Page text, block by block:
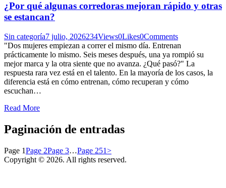
¿Por qué algunas corredoras mejoran rápido y otras
se estancan?
Sin categoría7 julio, 2026234Views0Likes0Comments
"Dos mujeres empiezan a correr el mismo día. Entrenan
prácticamente lo mismo. Seis meses después, una ya rompió su
mejor marca y la otra siente que no avanza. ¿Qué pasó?" La
respuesta rara vez está en el talento. En la mayoría de los casos, la
diferencia está en cómo entrenan, cómo recuperan y cómo
escuchan…
Read More
Paginación de entradas
Page 1Page 2Page 3…Page 251>
Copyright © 2026. All rights reserved.